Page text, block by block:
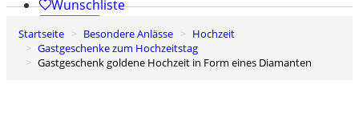
Wunschliste
0
Warenkorb
Startseite Besondere Anlässe
Hochzeit
Gastgeschenke zum Hochzeitstag
Gastgeschenk goldene Hochzeit in Form eines Diamanten